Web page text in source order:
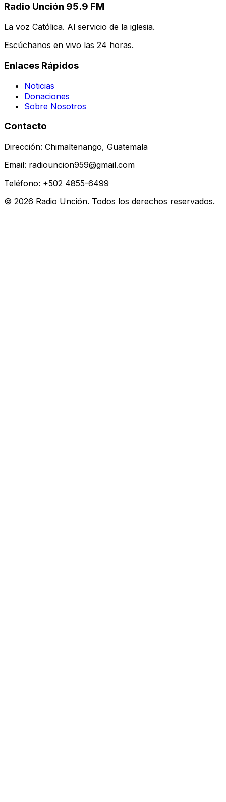
Radio Unción 95.9 FM
La voz Católica. Al servicio de la iglesia.
Escúchanos en vivo las 24 horas.
Enlaces Rápidos
Noticias
Donaciones
Sobre Nosotros
Contacto
Dirección: Chimaltenango, Guatemala
Email: radiouncion959@gmail.com
Teléfono: +502 4855-6499
© 2026 Radio Unción. Todos los derechos reservados.